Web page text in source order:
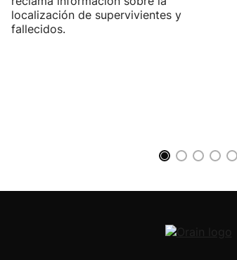
localización de supervivientes y
fallecidos.